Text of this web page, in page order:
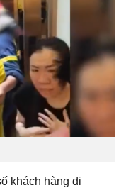
khách hàng di